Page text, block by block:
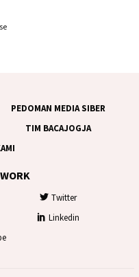
PEDOMAN MEDIA SIBER
TIM BACAJOGJA
Twitter
Linkedin